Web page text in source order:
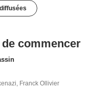
commencer
Franck Ollivier